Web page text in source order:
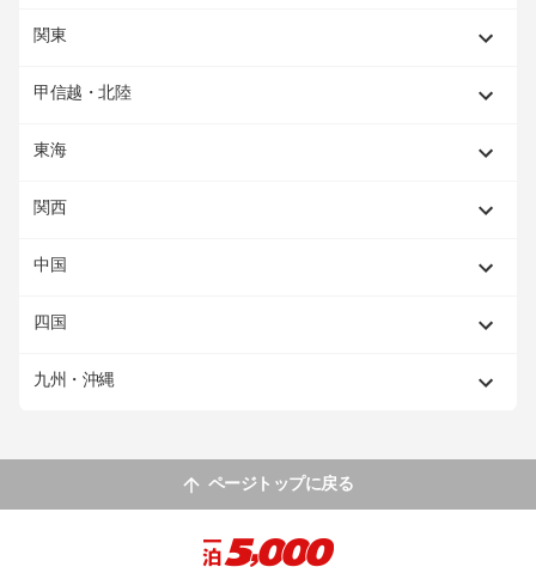
関東
甲信越・北陸
東海
関西
中国
四国
九州・沖縄
ページトップに戻る